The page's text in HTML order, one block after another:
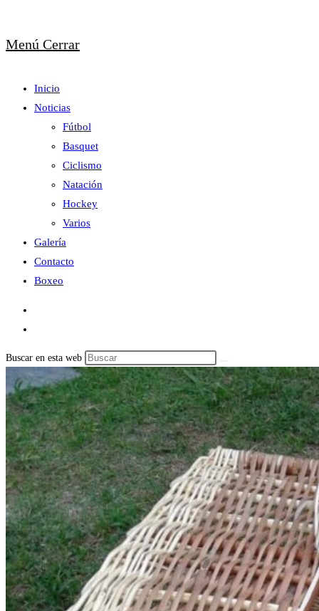
Menú Cerrar
Inicio
Noticias
Fútbol
Basquet
Ciclismo
Natación
Hockey
Varios
Galería
Contacto
Boxeo
Buscar en esta web